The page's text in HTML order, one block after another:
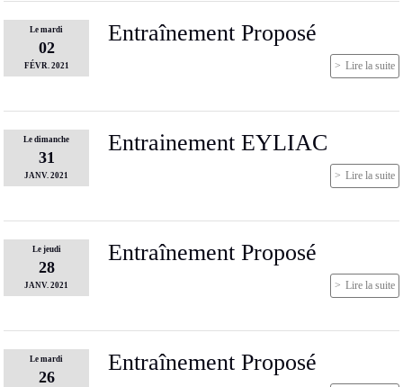
Le mardi
02
FÉVR. 2021
Entraînement Proposé
Lire la suite
Le dimanche
31
JANV. 2021
Entrainement EYLIAC
Lire la suite
Le jeudi
28
JANV. 2021
Entraînement Proposé
Lire la suite
Le mardi
26
Entraînement Proposé